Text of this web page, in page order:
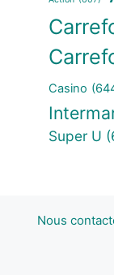
Casino
Super U
Nous